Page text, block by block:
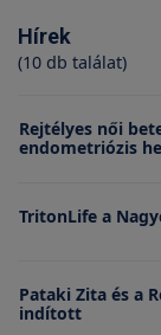
Hírek
(10 db találat)
Rejtélyes női
endometriózis
TritonLife a
Pataki Zita és a
indított